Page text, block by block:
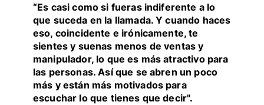
“Es casi como si fueras indiferente a lo
que suceda en la llamada. Y cuando haces
eso, coincidente e irónicamente, te
sientes y suenas menos de ventas y
manipulador, lo que es más atractivo para
las personas. Así que se abren un poco
más y están más motivados para
escuchar lo que tienes que decir".